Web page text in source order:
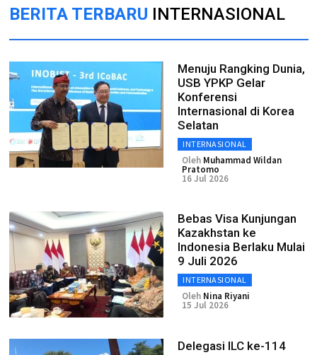
BERITA TERBARU INTERNASIONAL
Menuju Rangking Dunia,
USB YPKP Gelar
Konferensi
Internasional di Korea
Selatan
INTERNASIONAL
Oleh Muhammad Wildan
Pratomo
16 Jul 2026
Bebas Visa Kunjungan
Kazakhstan ke
Indonesia Berlaku Mulai
9 Juli 2026
INTERNASIONAL
Oleh Nina Riyani
15 Jul 2026
Delegasi ILC ke-114